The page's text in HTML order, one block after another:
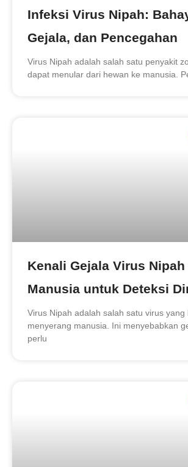
Infeksi Virus Nipah:
Gejala, dan Pencegahan
Virus Nipah adalah salah satu penyakit
dapat menular dari hewan ke manusia.
Kenali Gejala Virus Nipah
Manusia untuk Deteksi
Virus Nipah adalah salah satu virus yang
menyerang manusia. Ini menyebabkan
perlu